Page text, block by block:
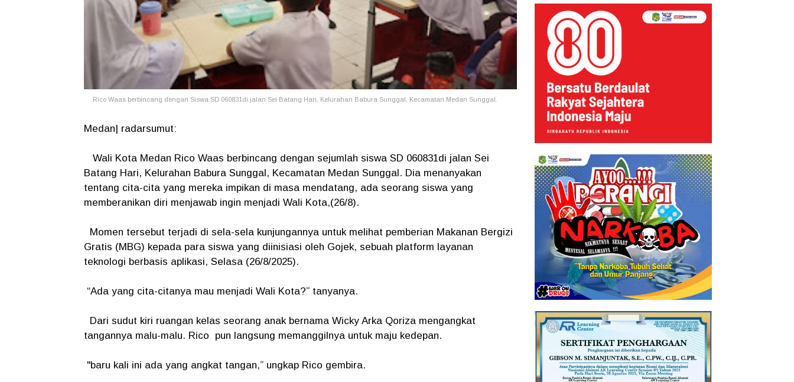
Rico Waas berbincang dengan Siswa SD 060831di jalan Sei Batang Hari, Kelurahan Babura Sunggal, Kecamatan Medan Sunggal.
Medan| radarsumut:
Wali Kota Medan Rico Waas berbincang dengan sejumlah siswa SD 060831di jalan Sei
Batang Hari, Kelurahan Babura Sunggal, Kecamatan Medan Sunggal. Dia menanyakan
tentang cita-cita yang mereka impikan di masa mendatang, ada seorang siswa yang
memberanikan diri menjawab ingin menjadi Wali Kota,(26/8).
Momen tersebut terjadi di sela-sela kunjungannya untuk melihat pemberian Makanan Bergizi
Gratis (MBG) kepada para siswa yang diinisiasi oleh Gojek, sebuah platform layanan
teknologi berbasis aplikasi, Selasa (26/8/2025).
“Ada yang cita-citanya mau menjadi Wali Kota?” tanyanya.
Dari sudut kiri ruangan kelas seorang anak bernama Wicky Arka Qoriza mengangkat
tangannya malu-malu. Rico pun langsung memanggilnya untuk maju kedepan.
"baru kali ini ada yang angkat tangan,” ungkap Rico gembira.